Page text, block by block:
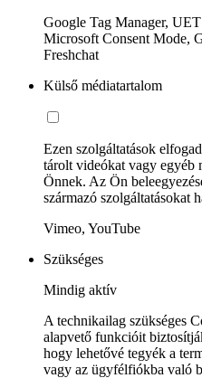
Google Tag Manager,
Microsoft Consent Mode,
Freshchat
Külső médiatartalom
Ezen szolgáltatások
tárolt videókat vagy egyéb
Önnek. Az Ön
származó szolgáltatásokat
Vimeo, YouTube
Szükséges
Mindig aktív
A technikailag szükséges
alapvető funkcióit
hogy lehetővé tegyék a
vagy az ügyfélfiókba való